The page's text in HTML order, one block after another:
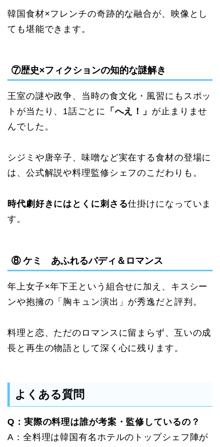
韓国食材×フレンチの奇跡的な融合が、映像とし
ても堪能できます。
⑦歴史×フィクションの知的な謎解き
王室の謎や政争、当時の食文化・風習にもスポッ
トが当たり、1話ごとに 「へえ！」 が止まりませ
んでした。
シジミや唐辛子、味噌など実在する食材の登場に
は、公式解説や料理監修シェフのこだわりも。
時代劇好きにはとくに刺さる仕掛けになっていま
す。
⑧ ケミ あふれるバディ＆ロマンス
年上女子×年下王という組合せに加え、キスシー
ンや抱擁の「胸キュン演出」が秀逸だと評判。
料理と恋、ただのロマンスに留まらず、互いの成
長と再生の物語として深く心に残ります。
よくある質問
Q：実際の料理は誰が考案・監修しているの？
A：全料理は韓国有名ホテルのトップシェフ陣が